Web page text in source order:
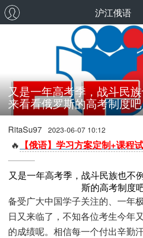
沪江俄语
又是一年高考季，战斗民
来看看俄罗斯的高考制度吧
RitaSu97 2023-06-07 10:12
🔥 【俄语】学习方案定制+课程
又是一年高考季，战斗民族也不
斯的高考制度
备受广大中国学子关注的、一年
日又来临了，不知各位考生今年
的成绩呢。相信每一个付出辛勤